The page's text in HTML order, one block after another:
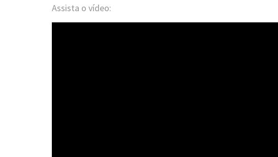
Assista o vídeo: